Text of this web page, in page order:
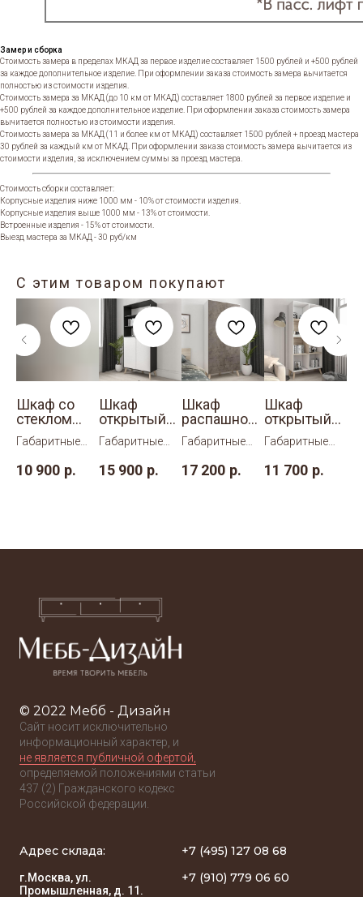
Замер и сборка
Стоимость замера в пределах МКАД за первое изделие составляет 1500 рублей и +500 рублей
за каждое дополнительное изделие. При оформлении заказа стоимость замера вычитается
полностью из стоимости изделия.
Стоимость замера за МКАД (до 10 км от МКАД) составляет 1800 рублей за первое изделие и
+500 рублей за каждое дополнительное изделие. При оформлении заказа стоимость замера
вычитается полностью из стоимости изделия.
Стоимость замера за МКАД (11 и более км от МКАД) составляет 1500 рублей + проезд мастера
30 рублей за каждый км от МКАД. При оформлении заказа стоимость замера вычитается из
стоимости изделия, за исключением суммы за проезд мастера.
Стоимость сборки составляет:
Корпусные изделия ниже 1000 мм - 10% от стоимости изделия.
Корпусные изделия выше 1000 мм - 13% от стоимости.
Встроенные изделия - 15% от стоимости.
Выезд мастера за МКАД - 30 руб/км
С этим товаром покупают
Шкаф со
стеклом
Нордик 5-1
Габаритные
ШхВхГ
10 900 р.
Шкаф
открытый
Нордик 9
Габаритные
ШхВхГ
15 900 р.
Шкаф
распашной
Нордик 12
Габаритные
ШхВхГ
17 200 р.
Шкаф
открытый
Нордик 3
Габаритные
ШхВхГ
11 700 р.
© 2022 Мебб - Дизайн
Сайт носит исключительно
информационный характер, и
не является публичной офертой,
определяемой положениями статьи
437 (2) Гражданского кодекс
Российской федерации.
Адрес склада:
г.Москва, ул.
Промышленная, д. 11.
+7 (495) 127 08 68
+7 (910) 779 06 60